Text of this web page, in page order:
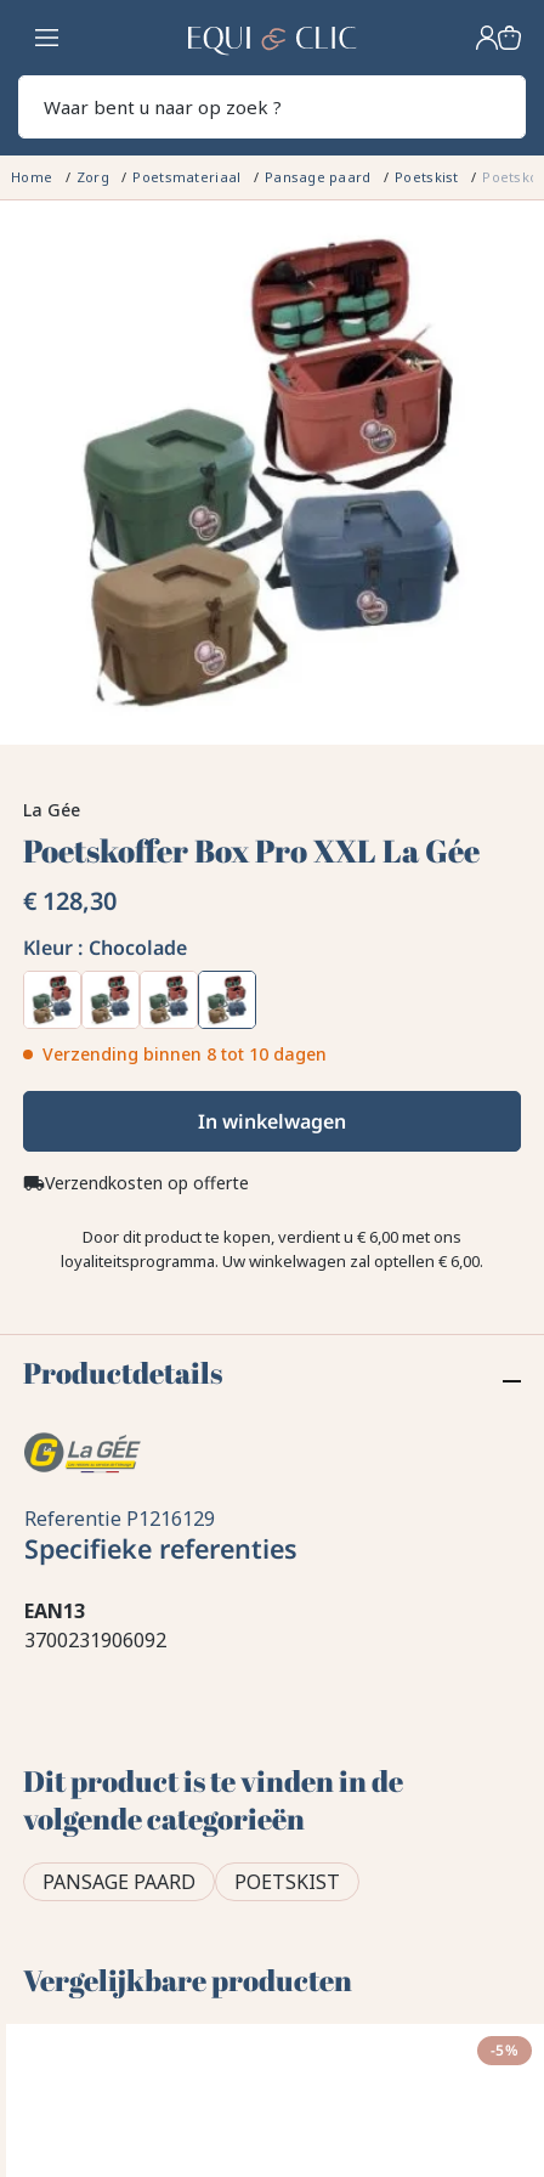
Home
Home Zorg Poetsmateriaal Pansage paard Poetskist
La Gée
Poetskoffer Box Pro XXL La Gée
€ 128,30
Kleur : Chocolade
Verzending binnen 8 tot 10 dagen
In winkelwagen
local_shippingVerzendkosten op offerte
Door dit product te kopen, verdient u € 6,00met ons
loyaliteitsprogramma. Uw winkelwagen zal optellen € 6,00.
Productdetails
Referentie P1216129
Specifieke referenties
EAN13
3700231906092
Dit product is te vinden in de
volgende categorieën
PANSAGE PAARD POETSKIST
Vergelijkbare producten
-5%